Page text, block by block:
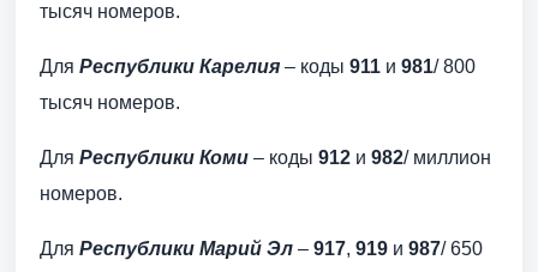
тысяч номеров.
Для Республики Карелия – коды 911 и 981/ 800
тысяч номеров.
Для Республики Коми – коды 912 и 982/ миллион
номеров.
Для Республики Марий Эл – 917, 919 и 987/ 650